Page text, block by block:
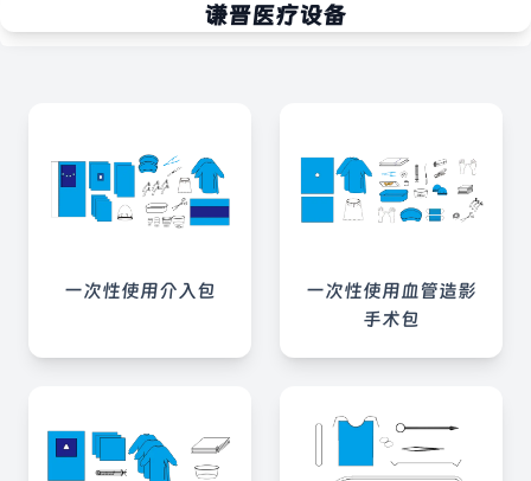
谦晋医疗设备
一次性使用介入包
一次性使用血管造影
手术包